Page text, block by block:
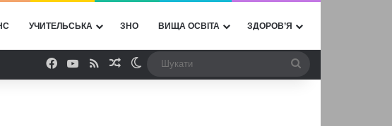
УЧИТЕЛЬСЬКА ЗНО ВИЩА ОСВІТА ЗДОРОВ’Я
Facebook
YouTube
RSSВипадкова стаття
Switch skin